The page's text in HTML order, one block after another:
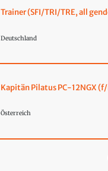
Trainer (SFI/TRI/TRE, all
Deutschland
Kapitän Pilatus PC-12NGX
Österreich